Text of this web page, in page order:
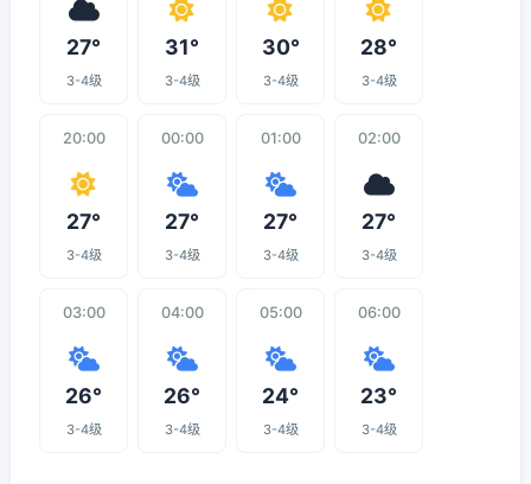
27°
3-4级
31°
3-4级
30°
3-4级
28°
3-4级
20:00
27°
3-4级
00:00
27°
3-4级
01:00
27°
3-4级
02:00
27°
3-4级
03:00
26°
3-4级
04:00
26°
3-4级
05:00
24°
3-4级
06:00
23°
3-4级